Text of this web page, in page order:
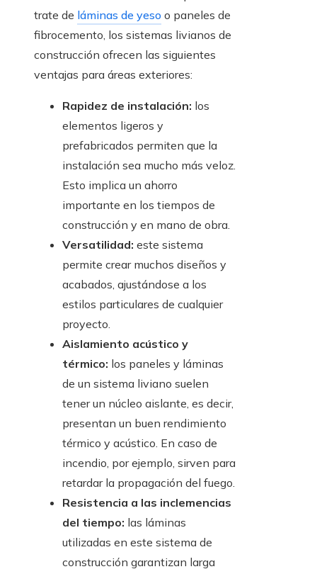
trate de láminas de yeso o paneles de
fibrocemento, los sistemas livianos de
construcción ofrecen las siguientes
ventajas para áreas exteriores:
Rapidez de instalación: los
elementos ligeros y
prefabricados permiten que la
instalación sea mucho más veloz.
Esto implica un ahorro
importante en los tiempos de
construcción y en mano de obra.
Versatilidad: este sistema
permite crear muchos diseños y
acabados, ajustándose a los
estilos particulares de cualquier
proyecto.
Aislamiento acústico y
térmico: los paneles y láminas
de un sistema liviano suelen
tener un núcleo aislante, es decir,
presentan un buen rendimiento
térmico y acústico. En caso de
incendio, por ejemplo, sirven para
retardar la propagación del fuego.
Resistencia a las inclemencias
del tiempo: las láminas
utilizadas en este sistema de
construcción garantizan larga